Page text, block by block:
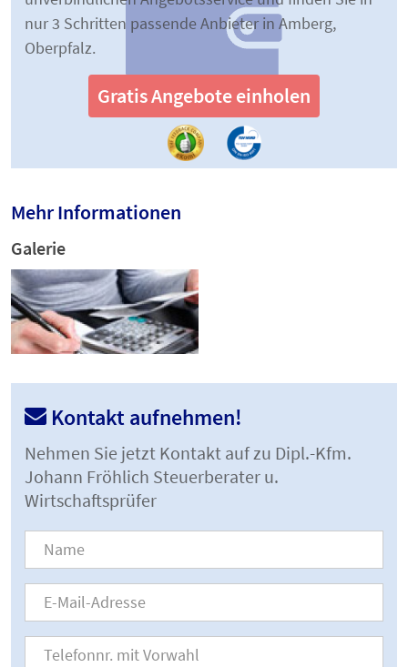
nur 3 Schritten passende Anbieter in Amberg,
Oberpfalz.
Gratis Angebote einholen
Mehr Informationen
Galerie
Kontakt aufnehmen!
Nehmen Sie jetzt Kontakt auf zu Dipl.-Kfm.
Johann Fröhlich Steuerberater u.
Wirtschaftsprüfer